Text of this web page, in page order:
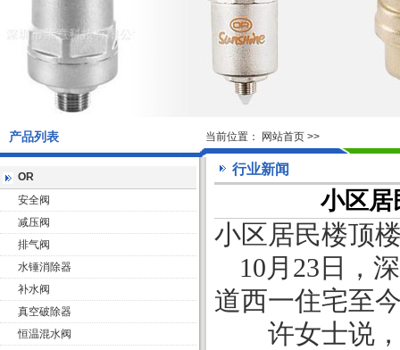
产品列表 当前位置： 网站首页 >>
行业新闻
小区居
小区居民楼顶
10月23日，
道西一住宅至
许女士说，
OR
安全阀
减压阀
排气阀
水锤消除器
补水阀
真空破除器
恒温混水阀